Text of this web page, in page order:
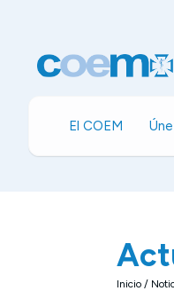
El COEM
Inicio /